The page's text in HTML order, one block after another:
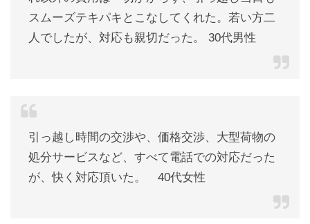
スムーズテキパキとこなしてくれた。若い方二
人でしたが、対応も親切だった。 30代男性
引っ越し時間の交渉や、価格交渉、大型荷物の
処分サービスなど、すべて電話での対応だった
が、快く対応頂いた。 40代女性